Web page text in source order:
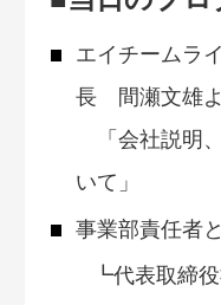
エイチームラ
長 間瀬文雄
「会社説明
いて」
事業部責任者
┗代表取締役